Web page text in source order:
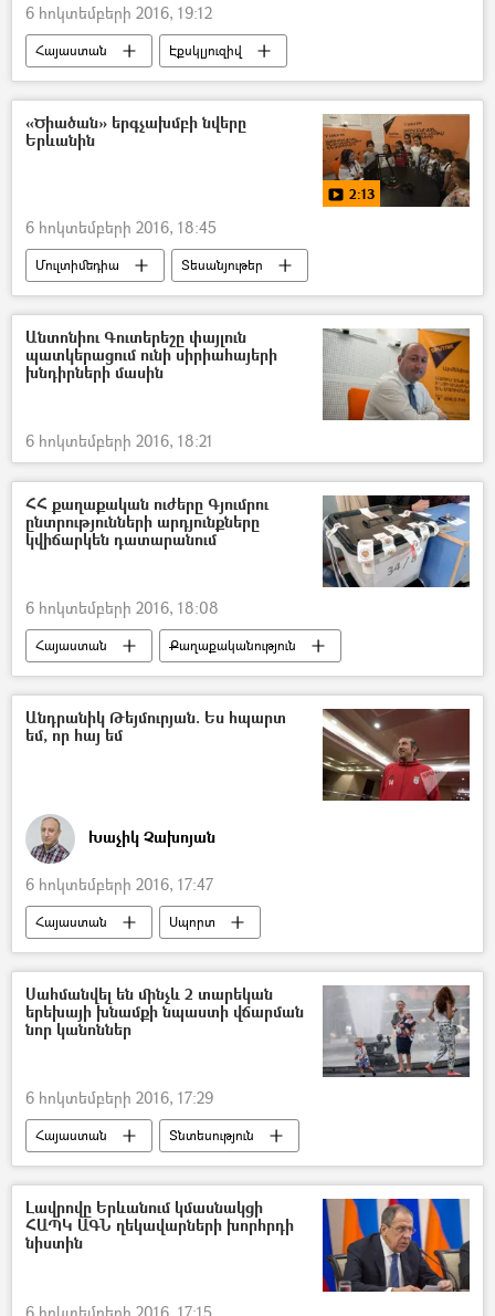
6 հոկտեմբերի 2016, 19:12
Հայաստան Էքսկլյուզիվ
«Ծիածան» երգչախմբի նվերը
Երևանին
2:13
6 հոկտեմբերի 2016, 18:45
Մուլտիմեդիա Տեսանյութեր
Անտոնիու Գուտերեշը փայլուն
պատկերացում ունի սիրիահայերի
խնդիրների մասին
6 հոկտեմբերի 2016, 18:21
ՀՀ քաղաքական ուժերը Գյումրու
ընտրությունների արդյունքները
կվիճարկեն դատարանում
6 հոկտեմբերի 2016, 18:08
Հայաստան Քաղաքականություն
Անդրանիկ Թեյմուրյան. Ես հպարտ
եմ, որ հայ եմ
Խաչիկ Չախոյան
6 հոկտեմբերի 2016, 17:47
Հայաստան Սպորտ
Սահմանվել են մինչև 2 տարեկան
երեխայի խնամքի նպաստի վճարման
նոր կանոններ
6 հոկտեմբերի 2016, 17:29
Հայաստան Տնտեսություն
Լավրովը Երևանում կմասնակցի
ՀԱՊԿ ԱԳՆ ղեկավարների խորհրդի
նիստին
6 հոկտեմբերի 2016, 17:15